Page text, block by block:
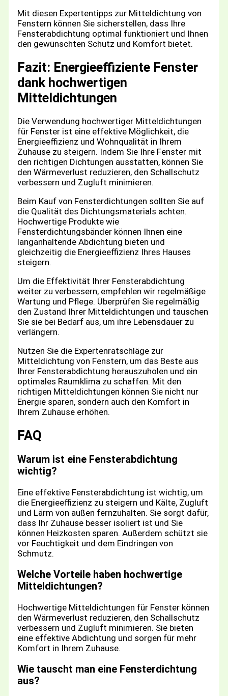
Mit diesen Expertentipps zur Mitteldichtung von
Fenstern können Sie sicherstellen, dass Ihre
Fensterabdichtung optimal funktioniert und Ihnen
den gewünschten Schutz und Komfort bietet.
Fazit: Energieeffiziente Fenster
dank hochwertigen
Mitteldichtungen
Die Verwendung hochwertiger Mitteldichtungen
für Fenster ist eine effektive Möglichkeit, die
Energieeffizienz und Wohnqualität in Ihrem
Zuhause zu steigern. Indem Sie Ihre Fenster mit
den richtigen Dichtungen ausstatten, können Sie
den Wärmeverlust reduzieren, den Schallschutz
verbessern und Zugluft minimieren.
Beim Kauf von Fensterdichtungen sollten Sie auf
die Qualität des Dichtungsmaterials achten.
Hochwertige Produkte wie
Fensterdichtungsbänder können Ihnen eine
langanhaltende Abdichtung bieten und
gleichzeitig die Energieeffizienz Ihres Hauses
steigern.
Um die Effektivität Ihrer Fensterabdichtung
weiter zu verbessern, empfehlen wir regelmäßige
Wartung und Pflege. Überprüfen Sie regelmäßig
den Zustand Ihrer Mitteldichtungen und tauschen
Sie sie bei Bedarf aus, um ihre Lebensdauer zu
verlängern.
Nutzen Sie die Expertenratschläge zur
Mitteldichtung von Fenstern, um das Beste aus
Ihrer Fensterabdichtung herauszuholen und ein
optimales Raumklima zu schaffen. Mit den
richtigen Mitteldichtungen können Sie nicht nur
Energie sparen, sondern auch den Komfort in
Ihrem Zuhause erhöhen.
FAQ
Warum ist eine Fensterabdichtung
wichtig?
Eine effektive Fensterabdichtung ist wichtig, um
die Energieeffizienz zu steigern und Kälte, Zugluft
und Lärm von außen fernzuhalten. Sie sorgt dafür,
dass Ihr Zuhause besser isoliert ist und Sie
können Heizkosten sparen. Außerdem schützt sie
vor Feuchtigkeit und dem Eindringen von
Schmutz.
Welche Vorteile haben hochwertige
Mitteldichtungen?
Hochwertige Mitteldichtungen für Fenster können
den Wärmeverlust reduzieren, den Schallschutz
verbessern und Zugluft minimieren. Sie bieten
eine effektive Abdichtung und sorgen für mehr
Komfort in Ihrem Zuhause.
Wie tauscht man eine Fensterdichtung
aus?